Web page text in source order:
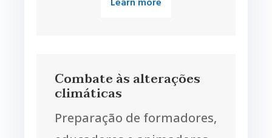
Combate às alterações
climáticas
Preparação de formadores,